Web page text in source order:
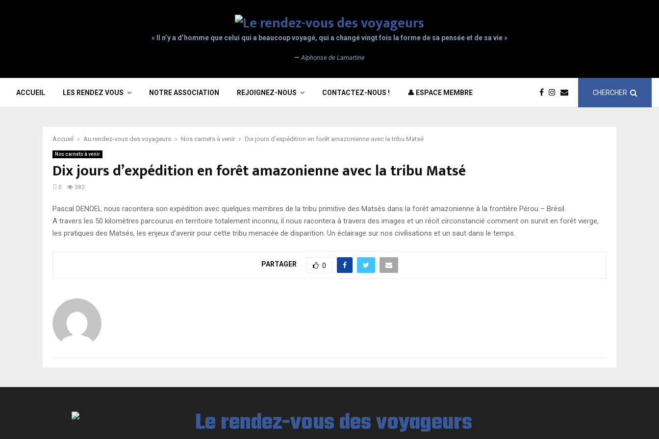
« Il n’y a d’homme que celui qui a beaucoup voyagé, qui a changé vingt fois la forme de sa pensée et de sa vie »
— Alphonse de Lamartine
ACCUEIL LES RENDEZ VOUS NOTRE ASSOCIATION REJOIGNEZ-NOUS CONTACTEZ-NOUS ! 👤 ESPACE MEMBRE CHERCHER
Accueil Au rendez-vous des voyageurs Nos carnets à venir Dix jours d’expédition en forêt amazonienne avec la tribu Matsé
Nos carnets à venir
Dix jours d’expédition en forêt amazonienne avec la tribu Matsé
0 382
Pascal DENOEL nous racontera son expédition avec quelques membres de la tribu primitive des Matsés dans la forêt amazonienne à la frontière Pérou – Brésil.
A travers les 50 kilomètres parcourus en territoire totalement inconnu, il nous racontera à travers des images et un récit circonstancié comment on survit en forêt vierge,
les pratiques des Matsés, les enjeux d’avenir pour cette tribu menacée de disparition. Un éclairage sur nos civilisations et un saut dans le temps.
PARTAGER 0